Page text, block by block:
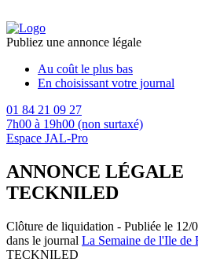
Publiez une annonce légale
Au coût le plus bas
En choisissant votre journal
01 84 21 09 27
7h00 à 19h00 (non surtaxé)
Espace JAL-Pro
ANNONCE LÉGALE
TECKNILED
Clôture de liquidation - Publiée le 12/
dans le journal La Semaine de l'Ile de
TECKNILED